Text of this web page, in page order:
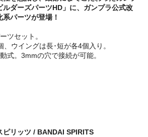
ルダーズパーツHD」に、ガンプラ公式改
パーツが登場！
ツセット。
ウイングは長･短が各4個入り。
式。3mmの穴で接続が可能。
ピリッツ / BANDAI SPIRITS